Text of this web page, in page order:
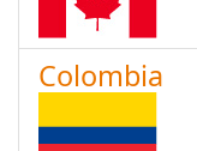
Colombia